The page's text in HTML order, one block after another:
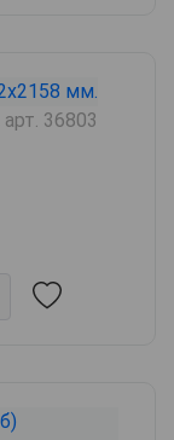
арт. 36803